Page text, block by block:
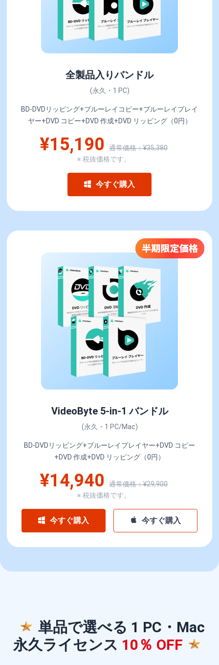
全製品入りバンドル
(永久・1 PC)
BD-DVDリッピング+ブルーレイコピー+ブルーレイプレイ
ヤー+DVD コピー+DVD 作成+DVD リッピング（0円）
¥15,190
通常価格：¥35,380
※ 税抜価格です。
今すぐ購入
VideoByte 5-in-1 バンドル
(永久・1 PC/Mac)
BD-DVDリッピング+ブルーレイプレイヤー+DVD コピー
+DVD 作成+DVD リッピング（0円）
¥14,940
通常価格：¥29,900
※ 税抜価格です。
今すぐ購入 今すぐ購入
単品で選べる 1 PC・Mac
永久ライセンス 10％ OFF